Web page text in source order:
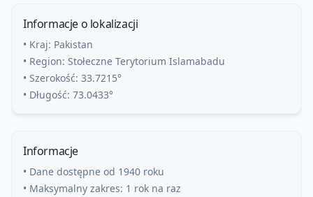
Informacje o lokalizacji
• Kraj: Pakistan
• Region: Stołeczne Terytorium Islamabadu
• Szerokość: 33.7215°
• Długość: 73.0433°
Informacje
• Dane dostępne od 1940 roku
• Maksymalny zakres: 1 rok na raz